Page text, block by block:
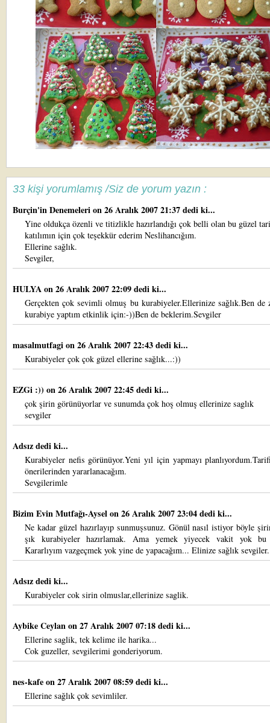
33 kişi yorumlamış /Siz de yorum yazın :
Burçin'in Denemelerion 26 Aralık 2007 21:37 dedi ki...
Yine oldukça özenli ve titizlikle hazırlandığı çok belli olan bu güzel
katılımın için çok teşekkür ederim Neslihancığım.
Ellerine sağlık.
Sevgiler,
HULYAon 26 Aralık 2007 22:09 dedi ki...
Gerçekten çok sevimli olmuş bu kurabiyeler.Ellerinize sağlık.Ben de
kurabiye yaptım etkinlik için:-))Ben de beklerim.Sevgiler
masalmutfagion 26 Aralık 2007 22:43 dedi ki...
Kurabiyeler çok çok güzel ellerine sağlık...:))
EZGi :)) on 26 Aralık 2007 22:45 dedi ki...
çok şirin görünüyorlar ve sunumda çok hoş olmuş ellerinize saglık
sevgiler
Adsız dedi ki...
Kurabiyeler nefis görünüyor.Yeni yıl için yapmayı
önerilerinden yararlanacağım.
Sevgilerimle
Bizim Evin Mutfağı-Ayselon 26 Aralık 2007 23:04 dedi ki...
Ne kadar güzel hazırlayıp sunmuşsunuz. Gönül nasıl istiyor böyle
şık kurabiyeler hazırlamak. Ama yemek yiyecek vakit yok bu
Kararlıyım vazgeçmek yok yine de yapacağım... Elinize sağlık
Adsız dedi ki...
Kurabiyeler cok sirin olmuslar,ellerinize saglik.
Aybike Ceylanon 27 Aralık 2007 07:18 dedi ki...
Ellerine saglik, tek kelime ile harika...
Cok guzeller, sevgilerimi gonderiyorum.
nes-kafeon 27 Aralık 2007 08:59 dedi ki...
Ellerine sağlık çok sevimliler.